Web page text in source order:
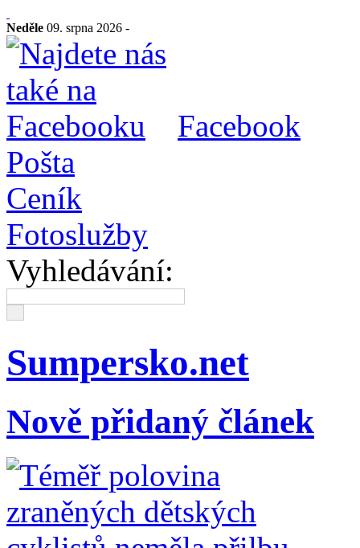
Neděle 09. srpna 2026 -
Facebook
Pošta
Ceník
Fotoslužby
Vyhledávání:
Sumpersko.net
Nově přidaný článek